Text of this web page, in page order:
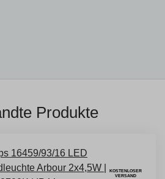
Produkte
KOSTENLOSER
VERSAND